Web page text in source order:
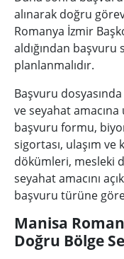
alınarak doğru
Romanya İzmir
aldığından başvuru
planlanmalıdır.
Başvuru
ve seyahat
başvuru formu,
sigortası, ulaşım
dökümleri, mesleki
seyahat amacını
başvuru türüne göre
Manisa
Doğru Bölge